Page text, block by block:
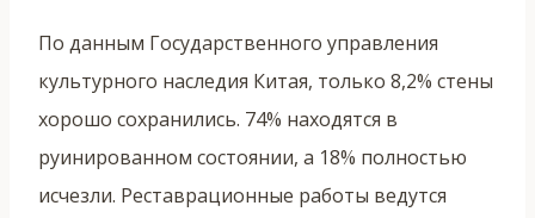
По данным Государственного управления
культурного наследия Китая, только 8,2% стены
хорошо сохранились. 74% находятся в
руинированном состоянии, а 18% полностью
исчезли. Реставрационные работы ведутся